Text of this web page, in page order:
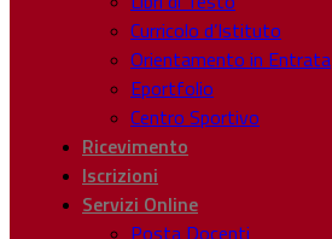
Curricolo d’Istituto
Orientamento in Entrata
Eportfolio
Centro Sportivo
Ricevimento
Iscrizioni
Servizi Online